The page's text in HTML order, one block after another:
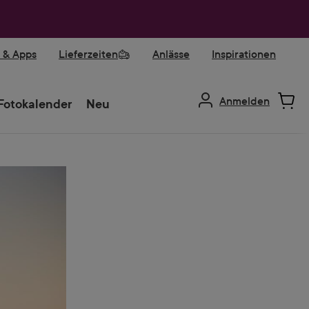
Apps Lieferzeiten Anlässe Inspirationen
Neu Anmelden